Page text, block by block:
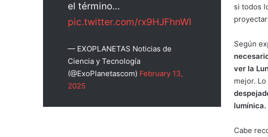
el término…
pic.twitter.com/rx9HJFhnWI
— EXOPLANETAS Noticias de
Ciencia y Tecnología
(@ExoPlanetascom) February 13,
2025
si todos
Según
ver la
mejor.
lumínica.
Cabe